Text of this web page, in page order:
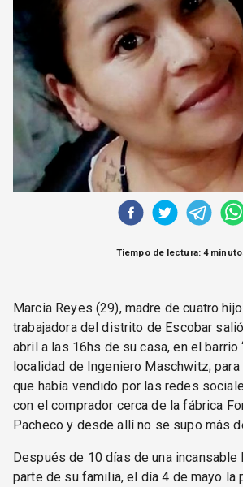
CORREO DE
DEBATE
ARCHIVO
DECLARACIONES
OPINIÓN
ALTAMIRA
Política Obrera
CONTACTO
Tiempo de lectura: 4
Marcia Reyes (29), madre de cuatro
trabajadora del distrito de Escobar
abril a las 16hs de su casa, en el barrio
localidad de Ingeniero Maschwitz; para
que había vendido por las redes
con el comprador cerca de la fábrica
Pacheco y desde allí no se supo más
Después de 10 días de una incansable
parte de su familia, el día 4 de mayo la